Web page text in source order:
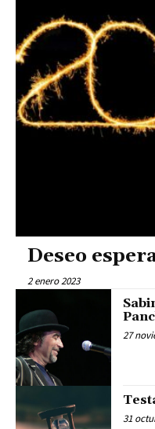
Deseo
2 enero 2023
27
31